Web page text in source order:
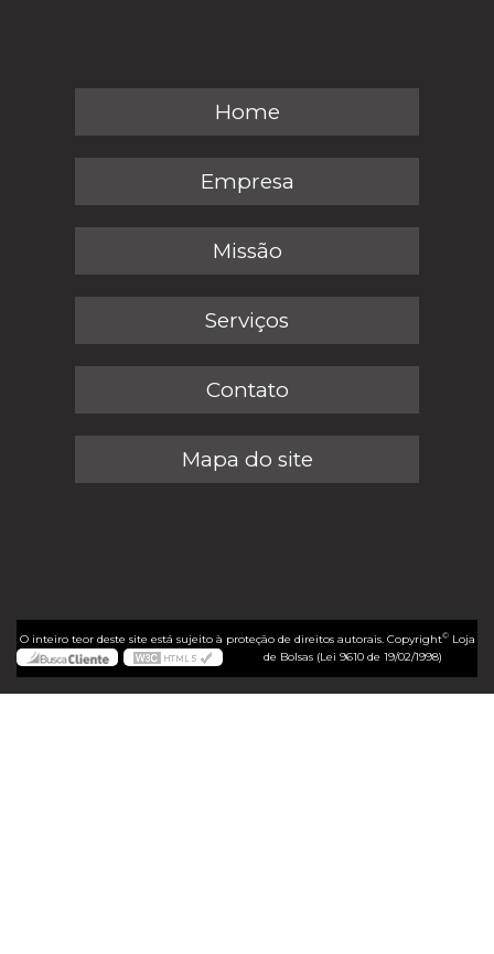
Home
Empresa
Missão
Serviços
Contato
Mapa do site
O inteiro teor deste site está sujeito à proteção de direitos autorais. Copyright©Loja
de Bolsas (Lei 9610 de 19/02/1998)